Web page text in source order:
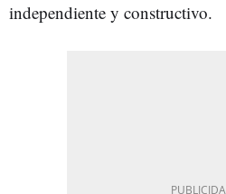
independiente y constructivo.